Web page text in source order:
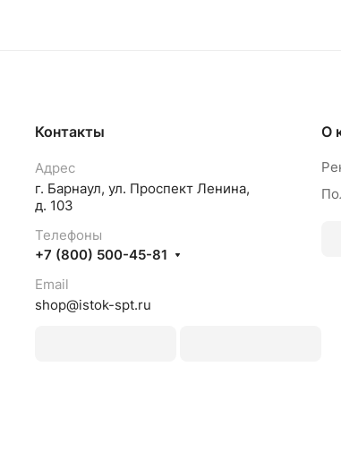
Контакты
Адрес
г. Барнаул, ул. Проспект Ленина,
д. 103
Телефоны
+7 (800) 500-45-81
Email
shop@istok-spt.ru
О